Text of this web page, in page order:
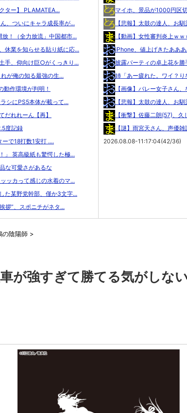
ター】 PLAMATEA...
、ついにキャラ成長率が...
！（全力放流」中国都市...
休業を知らせる貼り紙に応...
手、仰向け巨○がくっきり...
が俺の知る最強の生...
作環境が判明！
シにPS5本体が載って...
だれれーん【再】
度記録
で18打数1安打 ....
」 英高級紙も驚愕した極...
な可愛さがあるな
ッカって感じの水着のマ...
た某野党幹部、僅か3文字...
拶”、スポニチがネタ...
マイホ、景品が1000円区
【悲報】太鼓の達人、お
【動画】女性審判炎上ｗｗ
iPhone、値上げきたああ
披露パーティの卓上花を
姉「あー疲れた。ワイ？
【画像】バレー女子さん
【悲報】太鼓の達人、お
【衝撃】佐藤二朗(57)、
【謎】雨宮天さん、声優
2026.08.08-11:17:04(42/36)
の陰陽師 >
車が強すぎて勝てる気がしな